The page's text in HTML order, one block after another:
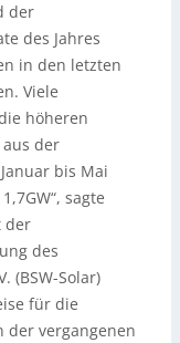
der
des Jahres
in den letzten
Viele
höheren
der
bis Mai
sagte
der
des
(BSW-Solar)
für die
der vergangenen